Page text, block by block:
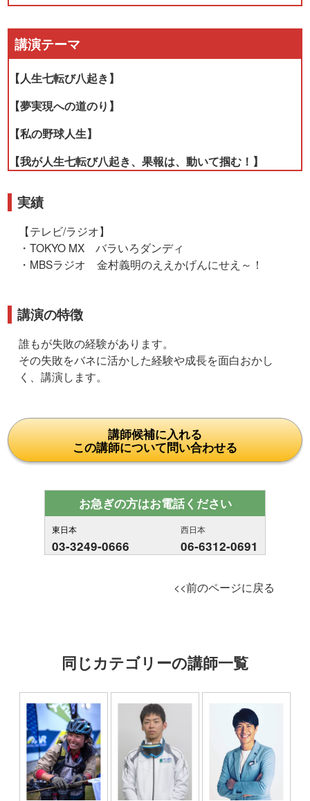
講演テーマ
【人生七転び八起き】
【夢実現への道のり】
【私の野球人生】
【我が人生七転び八起き、果報は、動いて掴む！】
実績
【テレビ/ラジオ】
・TOKYO MX バラいろダンディ
・MBSラジオ 金村義明のええかげんにせえ～！
講演の特徴
誰もが失敗の経験があります。
その失敗をバネに活かした経験や成長を面白おかし
く、講演します。
講師候補に入れる
この講師について問い合わせる
お急ぎの方はお電話ください
東日本
03-3249-0666
西日本
06-6312-0691
<<前のページに戻る
同じカテゴリーの講師一覧